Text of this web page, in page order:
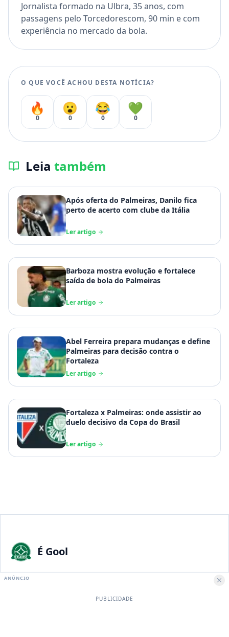
Jornalista formado na Ulbra, 35 anos, com
passagens pelo Torcedorescom, 90 min e com
experiência no mercado da bola.
O QUE VOCÊ ACHOU DESTA NOTÍCIA?
🔥
0
😮
0
😂
0
💚
0
Leia também
Após oferta do Palmeiras, Danilo fica
perto de acerto com clube da Itália
Ler artigo
Barboza mostra evolução e fortalece
saída de bola do Palmeiras
Ler artigo
Abel Ferreira prepara mudanças e define
Palmeiras para decisão contra o
Fortaleza
Ler artigo
Fortaleza x Palmeiras: onde assistir ao
duelo decisivo da Copa do Brasil
Ler artigo
É Gool
A maior paixão nacional merece a melhor experiência digital.
ANÚNCIO
PUBLICIDADE